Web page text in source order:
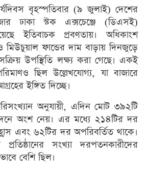
বৃহস্পতিবার (৯ জুলাই) দেশের
ঢাকা স্টক এক্সচেঞ্জে (ডিএসই)
ইতিবাচক প্রবণতায়। অধিকাংশ
মিউচুয়াল ফান্ডের দাম বাড়ায় দিনজুড়ে
উপস্থিতি লক্ষ্য করা গেছে। একই
ছিল উল্লেখযোগ্য, যা বাজারে
ইঙ্গিত দিচ্ছে।
অনুযায়ী, এদিন মোট ৩৯২টি
অংশ নেয়। এর মধ্যে ২১৪টির দর
এবং ৬২টির দর অপরিবর্তিত থাকে।
প্রতিষ্ঠানের সংখ্যা দরপতনকারীদের
বেশি ছিল।